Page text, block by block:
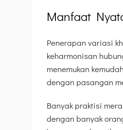
Manfaat
Penerapan variasi
keharmonisan
menemukan
dengan pasangan
Banyak praktisi
dengan banyak